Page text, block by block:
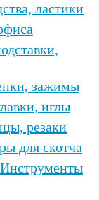
ластики
зажимы
иглы
резаки
для скотча